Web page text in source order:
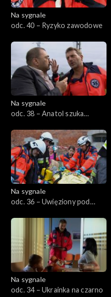
Na sygnale
odc. 40 – Ryzyko zawodowe
Na sygnale
odc. 38 – Anatol szuka
Na sygnale
odc. 36 – Uwięziony pod
Na sygnale
odc. 34 – Ukrainka na czarno